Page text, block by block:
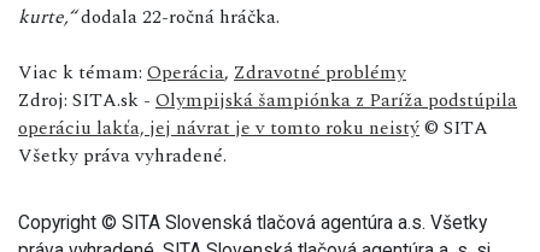
kurte,“dodala 22-ročná hráčka.
Viac k témam: Operácia, Zdravotné problémy
Zdroj: SITA.sk - Olympijská šampiónka z Paríža podstúpila
operáciu lakťa, jej návrat je v tomto roku neistý© SITA
Všetky práva vyhradené.
Copyright © SITA Slovenská tlačová agentúra a.s. Všetky